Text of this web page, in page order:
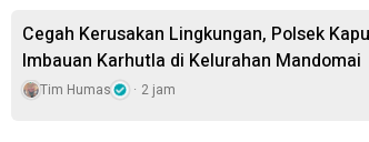
Cegah Kerusakan Lingkungan, Polsek
Imbauan Karhutla di Kelurahan Mandomai
Tim Humas 2 jam